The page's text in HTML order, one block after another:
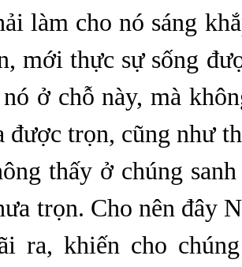
làm cho nó sáng
mới thực sự sống
ở chỗ này, mà
được trọn, cũng như
thấy ở chúng
trọn. Cho nên đây
ra, khiến cho